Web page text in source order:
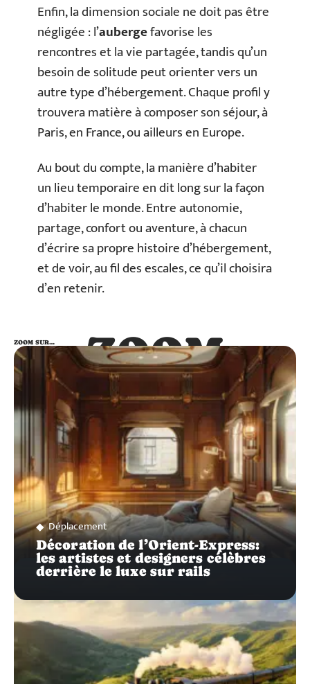
Enfin, la dimension sociale ne doit pas être
négligée : l’aubergefavorise les
rencontres et la vie partagée, tandis qu’un
besoin de solitude peut orienter vers un
autre type d’hébergement. Chaque profil y
trouvera matière à composer son séjour, à
Paris, en France, ou ailleurs en Europe.
Au bout du compte, la manière d’habiter
un lieu temporaire en dit long sur la façon
d’habiter le monde. Entre autonomie,
partage, confort ou aventure, à chacun
d’écrire sa propre histoire d’hébergement,
et de voir, au fil des escales, ce qu’il choisira
d’en retenir.
ZOOM
SUR…
ZOOM SUR…
Déplacement
Décoration de l’Orient-Express:
les artistes et designers célèbres
derrière le luxe sur rails